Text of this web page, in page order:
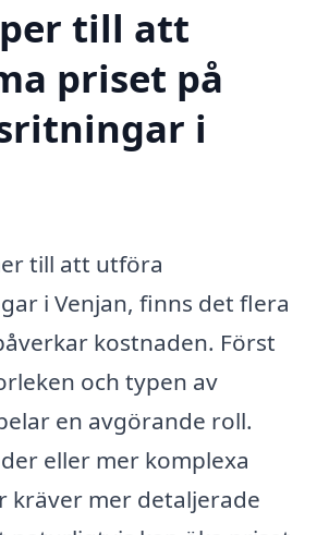
till att
priset på
i
till att utföra
i Venjan, finns det flera
kostnaden. Först
och typen av
en avgörande roll.
eller mer komplexa
kräver mer detaljerade